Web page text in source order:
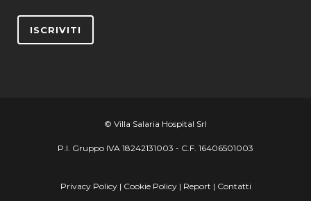
ISCRIVITI
© Villa Salaria Hospital Srl
P.I. Gruppo IVA 18242131003 - C.F. 16406501003
Privacy Policy| Cookie Policy| Report | Contatti